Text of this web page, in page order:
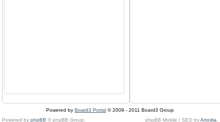
Powered by Board3 Portal © 2009 - 2011 Board3 Group
Powered by phpBB © phpBB Group. phpBB Mobile / SEO byArtodia